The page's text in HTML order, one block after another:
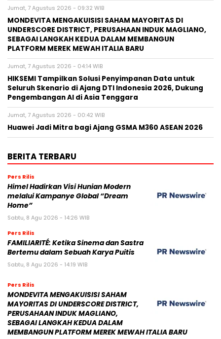
Jumat, 7 Agustus 2026 - 09:32 WIB
MONDEVITA MENGAKUISISI SAHAM MAYORITAS DI
UNDERSCORE DISTRICT, PERUSAHAAN INDUK MAGLIANO,
SEBAGAI LANGKAH KEDUA DALAM MEMBANGUN
PLATFORM MEREK MEWAH ITALIA BARU
Jumat, 7 Agustus 2026 - 04:14 WIB
HIKSEMI Tampilkan Solusi Penyimpanan Data untuk
Seluruh Skenario di Ajang DTI Indonesia 2026, Dukung
Pengembangan AI di Asia Tenggara
Jumat, 7 Agustus 2026 - 00:42 WIB
Huawei Jadi Mitra bagi Ajang GSMA M360 ASEAN 2026
BERITA TERBARU
Pers Rilis
Himel Hadirkan Visi Hunian Modern
melalui Kampanye Global “Dream
Home”
Sabtu, 8 Agu 2026 - 14:26 WIB
Pers Rilis
FAMILIARITÉ: Ketika Sinema dan Sastra
Bertemu dalam Sebuah Karya Puitis
Sabtu, 8 Agu 2026 - 14:19 WIB
Pers Rilis
MONDEVITA MENGAKUISISI SAHAM
MAYORITAS DI UNDERSCORE DISTRICT,
PERUSAHAAN INDUK MAGLIANO,
SEBAGAI LANGKAH KEDUA DALAM
MEMBANGUN PLATFORM MEREK MEWAH ITALIA BARU